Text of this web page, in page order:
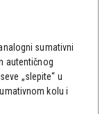
sumativni
autentičnog
„slepite“ u
kolu i